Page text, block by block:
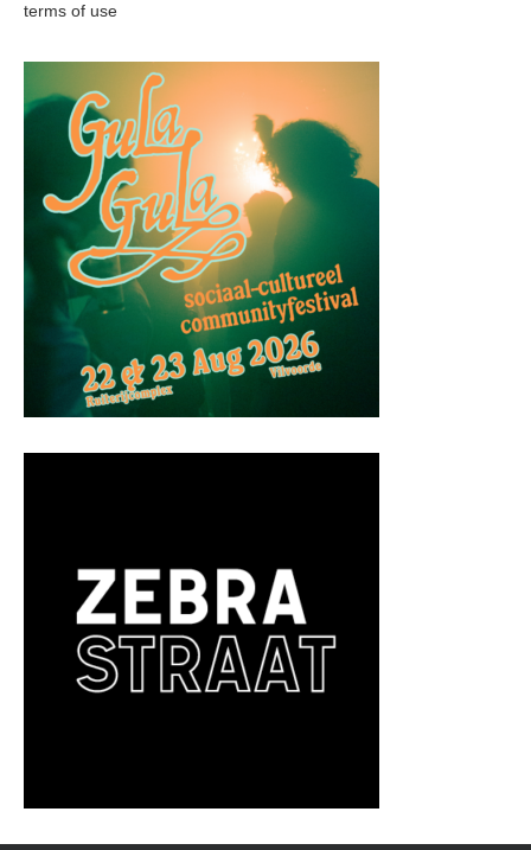
terms of use